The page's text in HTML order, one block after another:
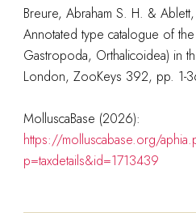
Breure, Abraham S. H. &
Annotated type catalogue of
Gastropoda, Orthalicoidea) in
London, ZooKeys 392, pp. 1-
MolluscaBase (2026):
https://molluscabase.org/
p=taxdetails&id=1713439